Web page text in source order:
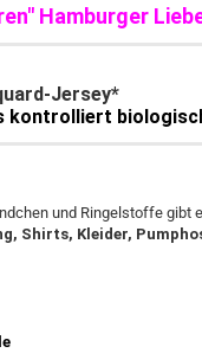
Hamburger
Jersey*
und Ringelstoffe gibt
Shirts, Kleider,